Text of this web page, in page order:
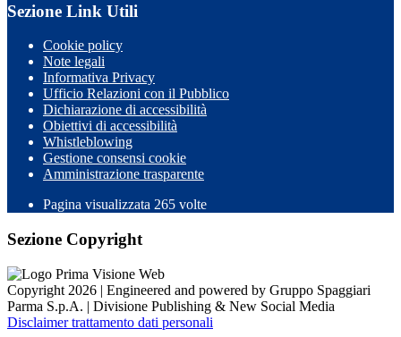
Sezione Link Utili
Cookie policy
Note legali
Informativa Privacy
Ufficio Relazioni con il Pubblico
Dichiarazione di accessibilità
Obiettivi di accessibilità
Whistleblowing
Gestione consensi cookie
Amministrazione trasparente
Pagina visualizzata 265 volte
Sezione Copyright
Copyright 2026 | Engineered and powered by Gruppo Spaggiari
Parma S.p.A. | Divisione Publishing & New Social Media
Disclaimer trattamento dati personali